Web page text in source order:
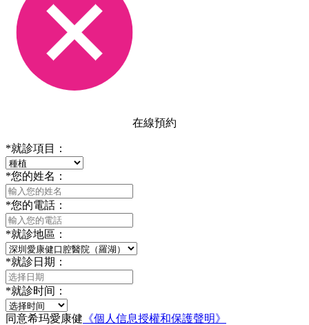
在線預約
*就診項目：
*您的姓名：
*您的電話：
*就診地區：
*就診日期：
*就診时间：
同意希玛愛康健 《個人信息授權和保護聲明》